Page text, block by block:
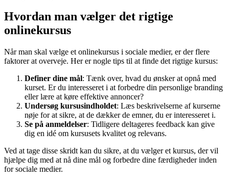
Hvordan man vælger det rigtige
onlinekursus
Når man skal vælge et onlinekursus i sociale medier, er der flere
faktorer at overveje. Her er nogle tips til at finde det rigtige kursus:
Definer dine mål: Tænk over, hvad du ønsker at opnå med
kurset. Er du interesseret i at forbedre din personlige branding
eller lære at køre effektive annoncer?
Undersøg kursusindholdet: Læs beskrivelserne af kurserne
nøje for at sikre, at de dækker de emner, du er interesseret i.
Se på anmeldelser: Tidligere deltageres feedback kan give
dig en idé om kursusets kvalitet og relevans.
Ved at tage disse skridt kan du sikre, at du vælger et kursus, der vil
hjælpe dig med at nå dine mål og forbedre dine færdigheder inden
for sociale medier.